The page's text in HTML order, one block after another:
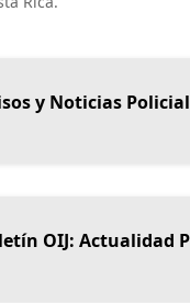
y Noticias
OIJ: Actualidad